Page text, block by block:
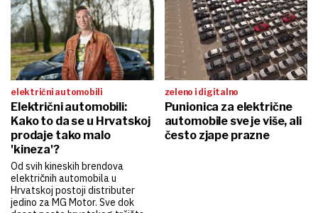
električni automobili
Električni automobili:
Kako to da se u Hrvatskoj
prodaje tako malo
'kineza'?
Od svih kineskih brendova
električnih automobila u
Hrvatskoj postoji distributer
jedino za MG Motor. Sve dok
zeleno i digitalno
Punionica za električne
automobile sve je više, ali
često zjape prazne